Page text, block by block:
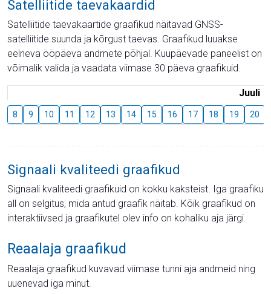
Satelliitide taevakaardid
Satelliitide taevakaartide graafikud näitavad GNSS-
satelliitide suunda ja kõrgust taevas. Graafikud luuakse
eelneva ööpäeva andmete põhjal. Kuupäevade paneelist on
võimalik valida ja vaadata viimase 30 päeva graafikuid.
Juuli
8 9 10 11 12 13 14 15 16 17 18 19 20
Signaali kvaliteedi graafikud
Signaali kvaliteedi graafikuid on kokku kaksteist. Iga graafiku
all on selgitus, mida antud graafik näitab. Kõik graafikud on
interaktiivsed ja graafikutel olev info on kohaliku aja järgi.
Reaalaja graafikud
Reaalaja graafikud kuvavad viimase tunni aja andmeid ning
uuenevad iga minut.